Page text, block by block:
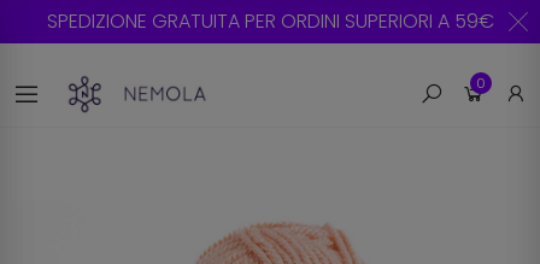
SPEDIZIONE GRATUITA PER ORDINI SUPERIORI A 59€
0